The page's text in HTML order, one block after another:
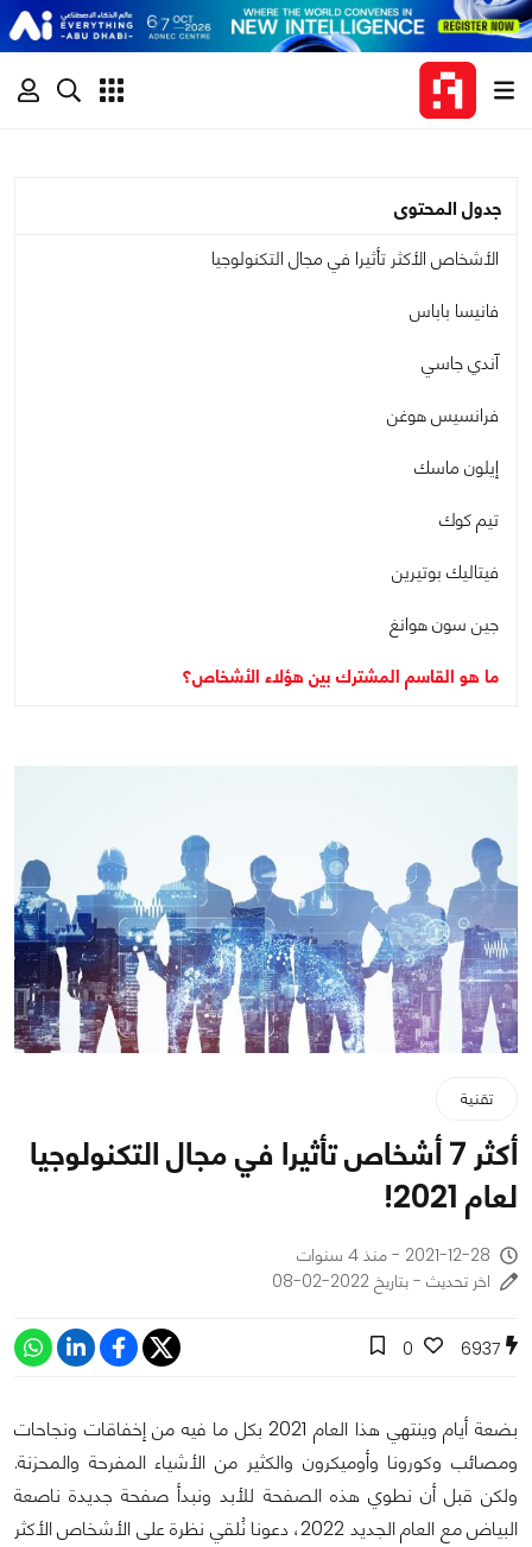
جدول المحتوى
الأشخاص الأكثر تأثيرا في مجال التكنولوجيا
فانيسا باباس
آندي جاسي
فرانسيس هوغن
إيلون ماسك
تيم كوك
فيتاليك بوتيرين
جين سون هوانغ
ما هو القاسم المشترك بين هؤلاء الأشخاص؟
تقنية
أكثر 7 أشخاص تأثيرا في مجال التكنولوجيا
لعام 2021!
2021-12-28 - منذ 4 سنوات
اخر تحديث - بتاريخ 2022-02-08
6937
0
بضعة أيام وينتهي هذا العام 2021 بكل ما فيه من إخفاقات ونجاحات
ومصائب وكورونا وأوميكرون والكثير من الأشياء المفرحة والمحزنة.
ولكن قبل أن نطوي هذه الصفحة للأبد ونبدأ صفحة جديدة ناصعة
البياض مع العام الجديد 2022، دعونا نُلقي نظرة على الأشخاص الأكثر